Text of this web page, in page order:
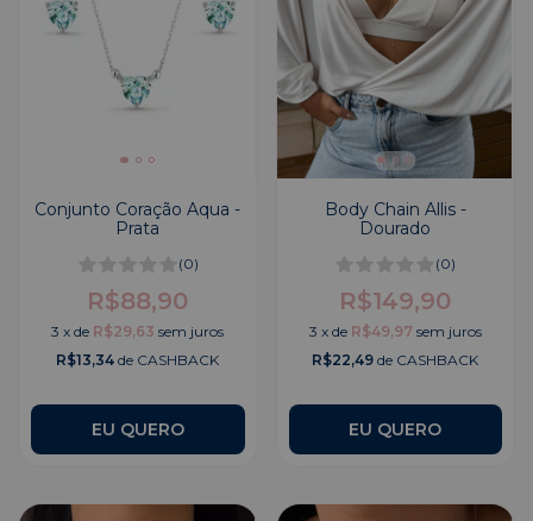
Conjunto Coração Aqua -
Prata
(0)
R$88,90
3 xde R$29,63 sem juros
R$13,34 de CASHBACK
Body Chain Allis -
Dourado
(0)
R$149,90
3 x de R$49,97 sem juros
R$22,49 de CASHBACK